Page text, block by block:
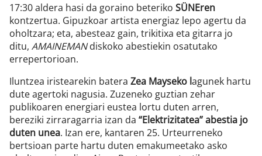
17:30 aldera hasi da goraino beteriko SÜNEren
kontzertua. Gipuzkoar artista energiaz lepo agertu da
oholtzara; eta, abesteaz gain, trikitixa eta gitarra jo
ditu, AMAINEMANdiskoko abestiekin osatutako
errepertorioan.
Iluntzea iristearekin batera Zea Mayseko lagunek hartu
dute agertoki nagusia. Zuzeneko guztian zehar
publikoaren energiari eustea lortu duten arren,
bereziki zirraragarria izan da “Elektrizitatea” abestia jo
duten unea. Izan ere, kantaren 25. Urteurreneko
bertsioan parte hartu duten emakumeetako asko